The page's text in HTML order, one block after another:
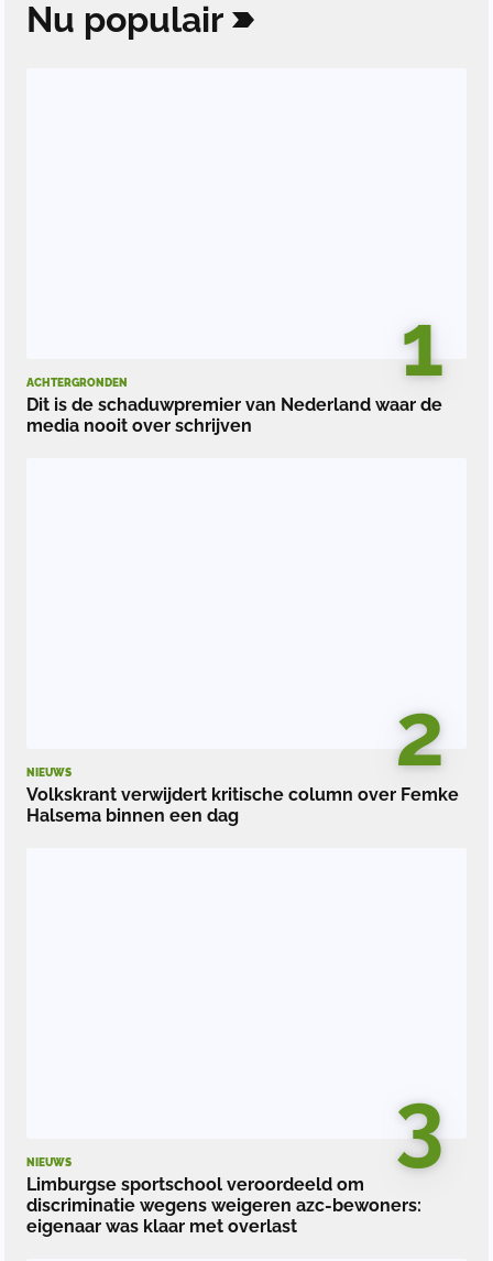
Nu populair
1
ACHTERGRONDEN
Dit is de schaduwpremier van Nederland waar de
media nooit over schrijven
2
NIEUWS
Volkskrant verwijdert kritische column over Femke
Halsema binnen een dag
3
NIEUWS
Limburgse sportschool veroordeeld om
discriminatie wegens weigeren azc-bewoners:
eigenaar was klaar met overlast